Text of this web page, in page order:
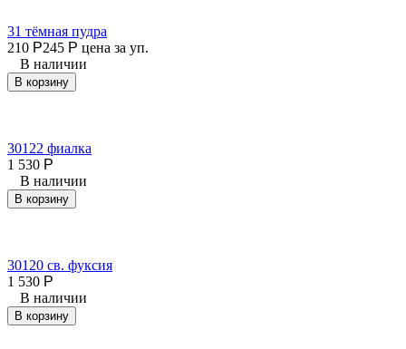
31 тёмная пудра
210 Р245 Р цена за уп.
В наличии
В корзину
30122 фиалка
1 530 Р
В наличии
В корзину
30120 св. фуксия
1 530 Р
В наличии
В корзину